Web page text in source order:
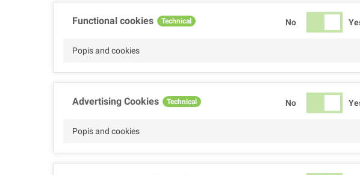
Functional cookies Technical No
Popis and cookies
Advertising Cookies Technical No
Popis and cookies